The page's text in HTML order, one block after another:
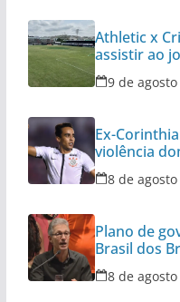
Athletic x
assistir ao
9 de
Ex-
violência
8 de
Plano de
Brasil dos
8 de